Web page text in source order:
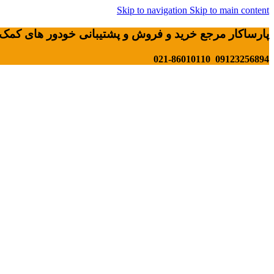
Skip to navigation Skip to main content
پارساکار مرجع خرید و فروش و پشتیبانی خودور های کمک
09123256894 021-86010110